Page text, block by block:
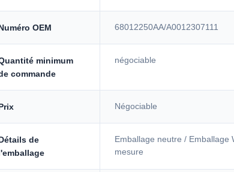
OEM 68012250AA/A0012307111
minimum
commande
négociable
Négociable
de
Emballage neutre / Emballage
mesure